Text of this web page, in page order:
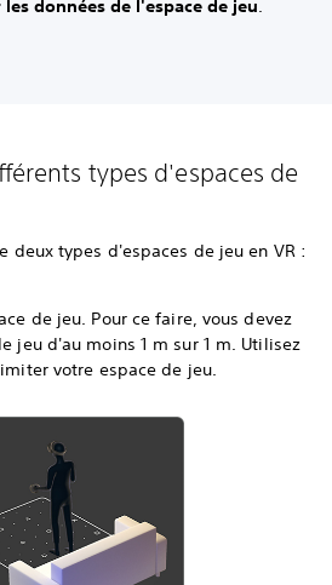
les données de l'espace de jeu.
types d'espaces de
deux types d'espaces de jeu en VR :
de jeu. Pour ce faire, vous devez
jeu d'au moins 1 m sur 1 m. Utilisez
votre espace de jeu.